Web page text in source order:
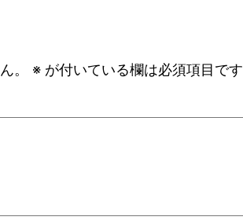
。 ※ が付いている欄は必須項目です